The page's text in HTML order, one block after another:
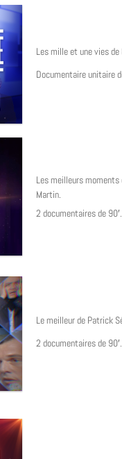
Les mille et une vies de
Documentaire unitaire
Les meilleurs moments
Martin.
2 documentaires de 90′.
Le meilleur de Patrick
2 documentaires de 90′.